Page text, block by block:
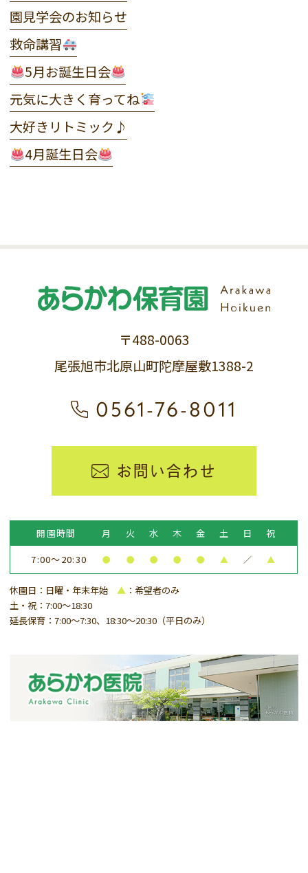
園見学会のお知らせ
救命講習
5月お誕生日会
元気に大きく育ってね
大好きリトミック♪
4月誕生日会
〒488-0063
尾張旭市北原山町陀摩屋敷1388-2
0561-76-8011
お問い合わせ
開園時間 月 火 水 木 金 土 日
祝
7:00～20:30
● ● ● ● ● ▲ ／ ▲
休園日：日曜・年末年始▲ ：希望者のみ
土・祝：7:00～18:30
延長保育：7:00～7:30、18:30～20:30（平日のみ）